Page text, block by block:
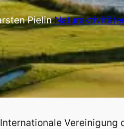
Pielin
Vereinigung